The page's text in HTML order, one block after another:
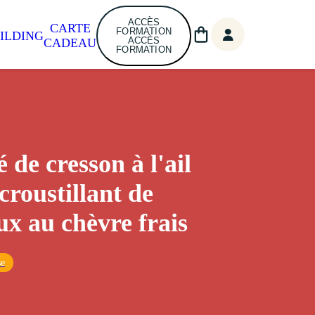
CARTE
CADEAU
ACCÈS
FORMATION
ACCÈS
FORMATION
de cresson à l'ail
de
au chèvre frais